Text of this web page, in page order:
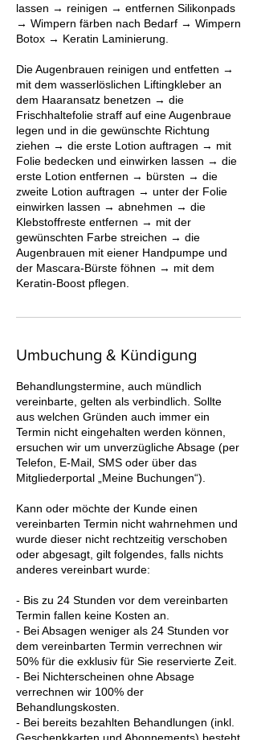
lassen → reinigen → entfernen Silikonpads
→ Wimpern färben nach Bedarf → Wimpern
Botox → Keratin Laminierung.
Die Augenbrauen reinigen und entfetten →
mit dem wasserlöslichen Liftingkleber an
dem Haaransatz benetzen → die
Frischhaltefolie straff auf eine Augenbraue
legen und in die gewünschte Richtung
ziehen → die erste Lotion auftragen → mit
Folie bedecken und einwirken lassen → die
erste Lotion entfernen → bürsten → die
zweite Lotion auftragen → unter der Folie
einwirken lassen → abnehmen → die
Klebstoffreste entfernen → mit der
gewünschten Farbe streichen → die
Augenbrauen mit eiener Handpumpe und
der Mascara-Bürste föhnen → mit dem
Keratin-Boost pflegen.
Umbuchung & Kündigung
Behandlungstermine, auch mündlich
vereinbarte, gelten als verbindlich. Sollte
aus welchen Gründen auch immer ein
Termin nicht eingehalten werden können,
ersuchen wir um unverzügliche Absage (per
Telefon, E-Mail, SMS oder über das
Mitgliederportal „Meine Buchungen“).
Kann oder möchte der Kunde einen
vereinbarten Termin nicht wahrnehmen und
wurde dieser nicht rechtzeitig verschoben
oder abgesagt, gilt folgendes, falls nichts
anderes vereinbart wurde:
- Bis zu 24 Stunden vor dem vereinbarten
Termin fallen keine Kosten an.
- Bei Absagen weniger als 24 Stunden vor
dem vereinbarten Termin verrechnen wir
50% für die exklusiv für Sie reservierte Zeit.
- Bei Nichterscheinen ohne Absage
verrechnen wir 100% der
Behandlungskosten.
- Bei bereits bezahlten Behandlungen (inkl.
Geschenkkarten und Abonnements) besteht